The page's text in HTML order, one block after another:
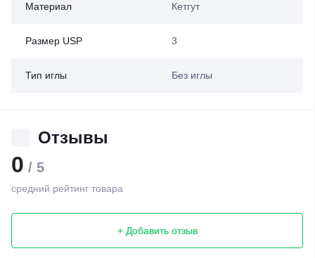
Материал Кетгут
Размер USP 3
Тип иглы Без иглы
Отзывы
0 / 5
средний рейтинг товара
+ Добавить отзыв